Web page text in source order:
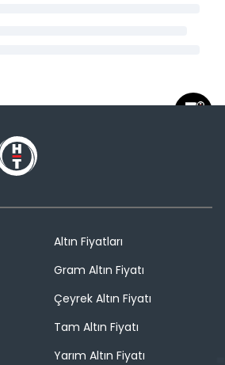
Altın Fiyatları
Gram Altın Fiyatı
Çeyrek Altın Fiyatı
Tam Altın Fiyatı
Yarım Altın Fiyatı